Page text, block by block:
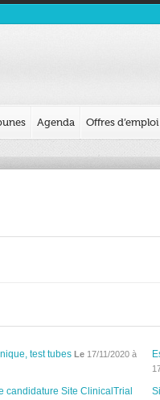
Agenda Offres d’emploi
test tubes Le 17/11/2020 à
candidature Site ClinicalTrial